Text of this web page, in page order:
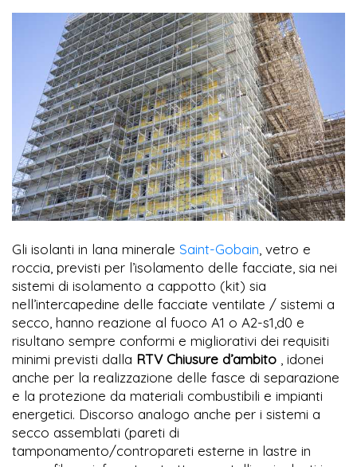
Gli isolanti in lana minerale Saint-Gobain , vetro e
roccia, previsti per l’isolamento delle facciate, sia nei
sistemi di isolamento a cappotto (kit) sia
nell’intercapedine delle facciate ventilate / sistemi a
secco, hanno reazione al fuoco A1 o A2-s1,d0 e
risultano sempre conformi e migliorativi dei requisiti
minimi previsti dalla RTV Chiusure d’ambito , idonei
anche per la realizzazione delle fasce di separazione
e la protezione da materiali combustibili e impianti
energetici. Discorso analogo anche per i sistemi a
secco assemblati (pareti di
tamponamento/contropareti esterne in lastre in